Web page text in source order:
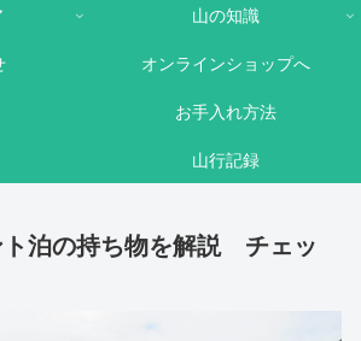
山の知識
オンラインショップへ
お手入れ方法
山行記録
ト泊の持ち物を解説 チェッ